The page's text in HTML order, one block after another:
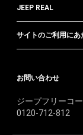
JEEP REAL
サイトのご利用にあ
お問い合わせ
ジープフリーコ
0120-712-812